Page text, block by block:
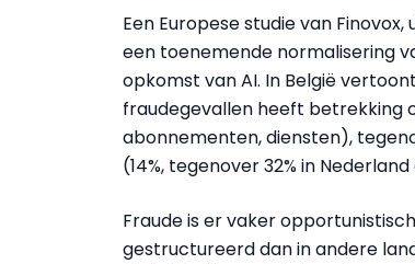
Een Europese studie van
een toenemende normalisering
opkomst van AI. In België
fraudegevallen heeft betrekking
abonnementen, diensten),
(14%, tegenover 32% in
Fraude is er vaker
gestructureerd dan in andere